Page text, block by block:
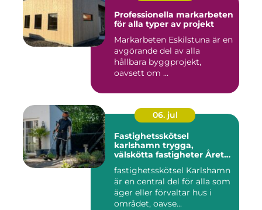
Professionella markarbeten
för alla typer av projekt
Markarbeten Eskilstuna är en
avgörande del av alla
hållbara byggprojekt,
oavsett om ...
06. jul
Fastighetsskötsel
karlshamn trygga,
välskötta fastigheter Året
fastighetsskötsel Karlshamn
är en central del för alla som
äger eller förvaltar hus i
området, oavse...